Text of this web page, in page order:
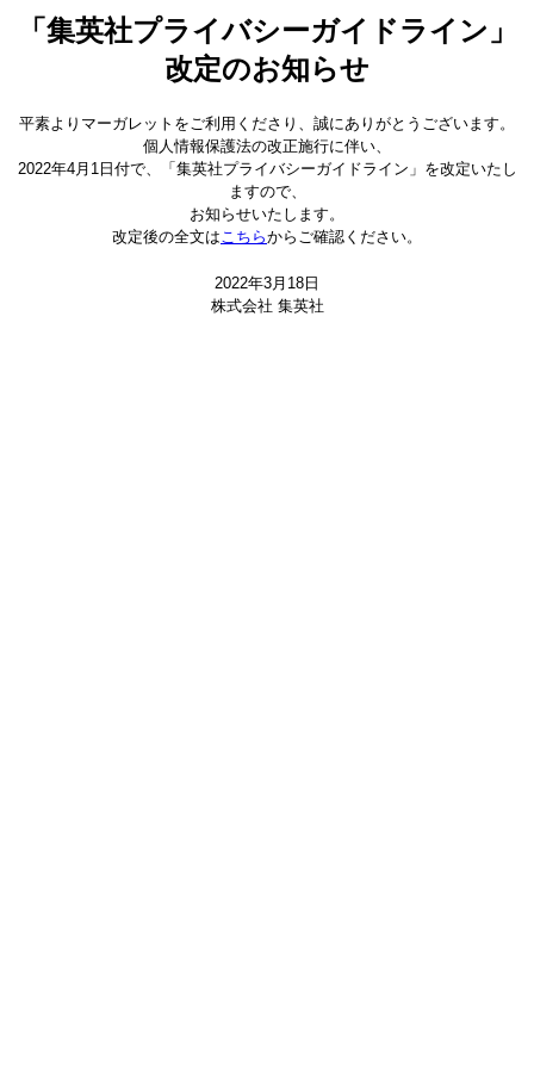
「集英社プライバシーガイドライン」
改定のお知らせ
平素よりマーガレットをご利用くださり、誠にありがとうございます。
個人情報保護法の改正施行に伴い、
2022年4月1日付で、「集英社プライバシーガイドライン」を改定いたし
ますので、
お知らせいたします。
改定後の全文はこちらからご確認ください。
2022年3月18日
株式会社 集英社